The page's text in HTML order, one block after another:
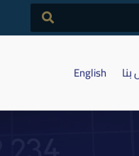
English